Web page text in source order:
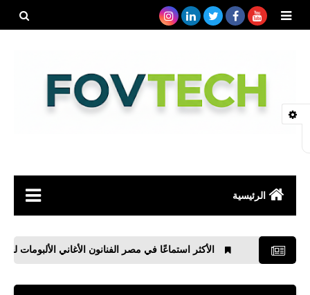
الرئيسية
رياضة
مواقع
الأكثر استماعًا في مصر الفنانون الأغاني الألبومات لعام 2021